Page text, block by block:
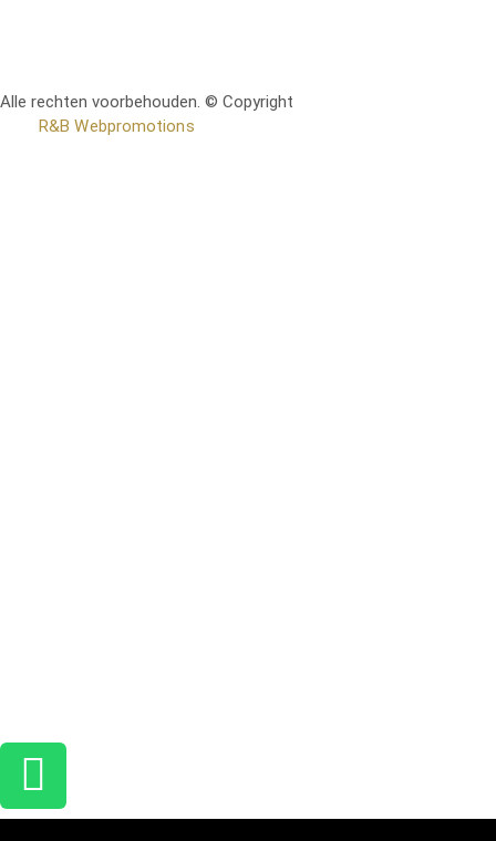
Alle rechten voorbehouden. © Copyright
R&B Webpromotions